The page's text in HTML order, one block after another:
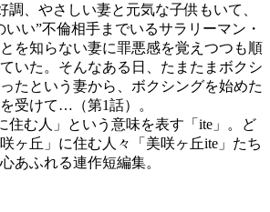
調、やさしい妻と元気な子供もいて、
い”不倫相手までいるサラリーマン・
を知らない妻に罪悪感を覚えつつも順
いた。そんなある日、たまたまボクシ
たという妻から、ボクシングを始めた
受けて…（第1話）。
住む人」という意味を表す「ite」。ど
ヶ丘」に住む人々「美咲ヶ丘ite」たち
あふれる連作短編集。